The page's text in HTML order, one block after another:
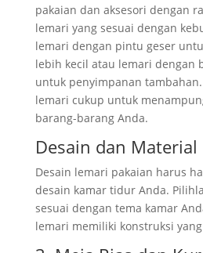
pakaian dan aksesori dengan
lemari yang sesuai dengan
lemari dengan pintu geser
lebih kecil atau lemari dengan
untuk penyimpanan
lemari cukup untuk
barang-barang Anda.
Desain dan Material
Desain lemari pakaian harus
desain kamar tidur Anda.
sesuai dengan tema kamar
lemari memiliki konstruksi